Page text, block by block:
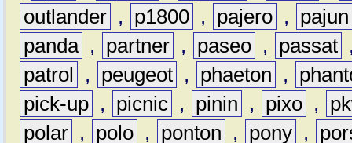
outlander , p1800 , pajero ,
pajun
panda , partner , paseo , passat
patrol
, peugeot , phaeton ,
pick-up , picnic , pinin , pixo ,
polar , polo , ponton , pony ,